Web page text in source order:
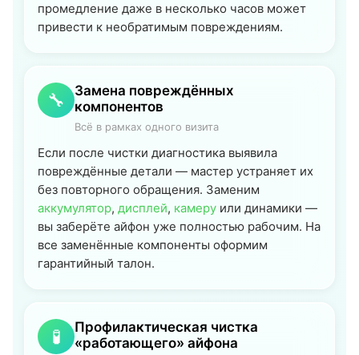
промедление даже в несколько часов может
привести к необратимым повреждениям.
🔧
Замена повреждённых
компонентов
Всё в рамках одного визита
Если после чистки диагностика выявила
повреждённые детали — мастер устраняет их
без повторного обращения. Заменим
аккумулятор, дисплей, камеру или динамики —
вы заберёте айфон уже полностью рабочим. На
все заменённые компоненты оформим
гарантийный талон.
🧪
Профилактическая чистка
«работающего» айфона